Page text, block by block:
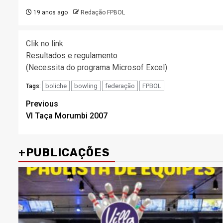
19 anos ago Redação FPBOL
Clik no link
Resultados e regulamento
(Necessita do programa Microsof Excel)
Tags: boliche bowling federação FPBOL
Post
navigation
Previous
VI Taça Morumbi 2007
+PUBLICAÇÕES